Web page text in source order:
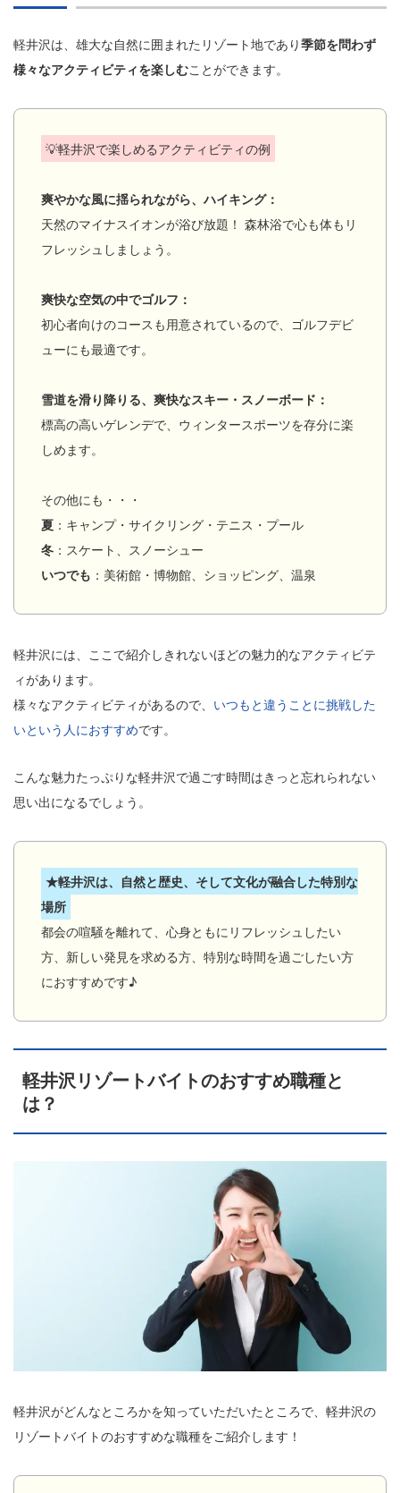
軽井沢は、雄大な自然に囲まれたリゾート地であり季節を問わず
様々なアクティビティを楽しむことができます。
💡軽井沢で楽しめるアクティビティの例
爽やかな風に揺られながら、ハイキング：
天然のマイナスイオンが浴び放題！ 森林浴で心も体もリ
フレッシュしましょう。
爽快な空気の中でゴルフ：
初心者向けのコースも用意されているので、ゴルフデビ
ューにも最適です。
雪道を滑り降りる、爽快なスキー・スノーボード：
標高の高いゲレンデで、ウィンタースポーツを存分に楽
しめます。
その他にも・・・
夏 ：キャンプ・サイクリング・テニス・プール
冬 ：スケート、スノーシュー
いつでも ：美術館・博物館、ショッピング、温泉
軽井沢には、ここで紹介しきれないほどの魅力的なアクティビテ
ィがあります。
様々なアクティビティがあるので、 いつもと違うことに挑戦した
いという人におすすめです。
こんな魅力たっぷりな軽井沢で過ごす時間はきっと忘れられない
思い出になるでしょう。
★軽井沢は、自然と歴史、そして文化が融合した特別な
場所
都会の喧騒を離れて、心身ともにリフレッシュしたい
方、新しい発見を求める方、特別な時間を過ごしたい方
におすすめです♪
軽井沢リゾートバイトのおすすめ職種と
は？
軽井沢がどんなところかを知っていただいたところで、軽井沢の
リゾートバイトのおすすめな職種をご紹介します！